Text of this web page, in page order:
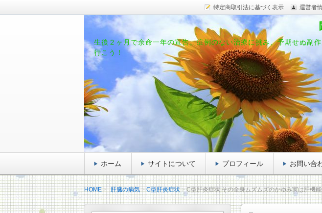
特定商取引法に基づく表示 運営者
生後２ヶ月で余命一年の宣告。症例のない治療に挑み、予期せぬ副
行こう！
ホーム サイトについて プロフィール お問い合
HOME 肝臓の病気 C型肝炎症状 C型肝炎症状|その全身ムズムズのかゆみ実は肝